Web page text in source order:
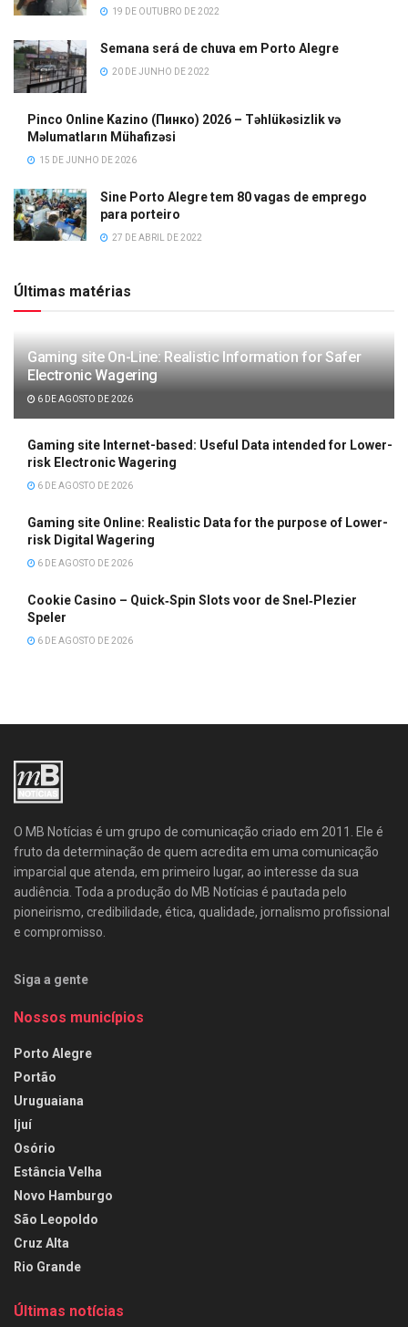
19 DE OUTUBRO DE 2022
Semana será de chuva em Porto Alegre
20 DE JUNHO DE 2022
Pinco Online Kazino (Пинко) 2026 – Təhlükəsizlik və
Məlumatların Mühafizəsi
15 DE JUNHO DE 2026
Sine Porto Alegre tem 80 vagas de emprego
para porteiro
27 DE ABRIL DE 2022
Últimas matérias
Gaming site On-Line: Realistic Information for Safer
Electronic Wagering
6 DE AGOSTO DE 2026
Gaming site Internet-based: Useful Data intended for Lower-
risk Electronic Wagering
6 DE AGOSTO DE 2026
Gaming site Online: Realistic Data for the purpose of Lower-
risk Digital Wagering
6 DE AGOSTO DE 2026
Cookie Casino – Quick‑Spin Slots voor de Snel‑Plezier
Speler
6 DE AGOSTO DE 2026
O MB Notícias é um grupo de comunicação criado em 2011. Ele é
fruto da determinação de quem acredita em uma comunicação
imparcial que atenda, em primeiro lugar, ao interesse da sua
audiência. Toda a produção do MB Notícias é pautada pelo
pioneirismo, credibilidade, ética, qualidade, jornalismo profissional
e compromisso.
Siga a gente
Nossos municípios
Porto Alegre
Portão
Uruguaiana
Ijuí
Osório
Estância Velha
Novo Hamburgo
São Leopoldo
Cruz Alta
Rio Grande
Últimas notícias